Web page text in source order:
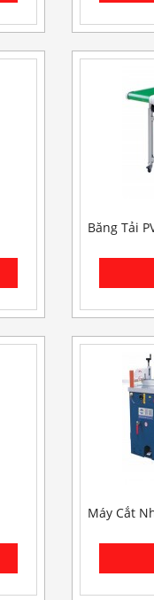
Băng Tải
Máy Cắt